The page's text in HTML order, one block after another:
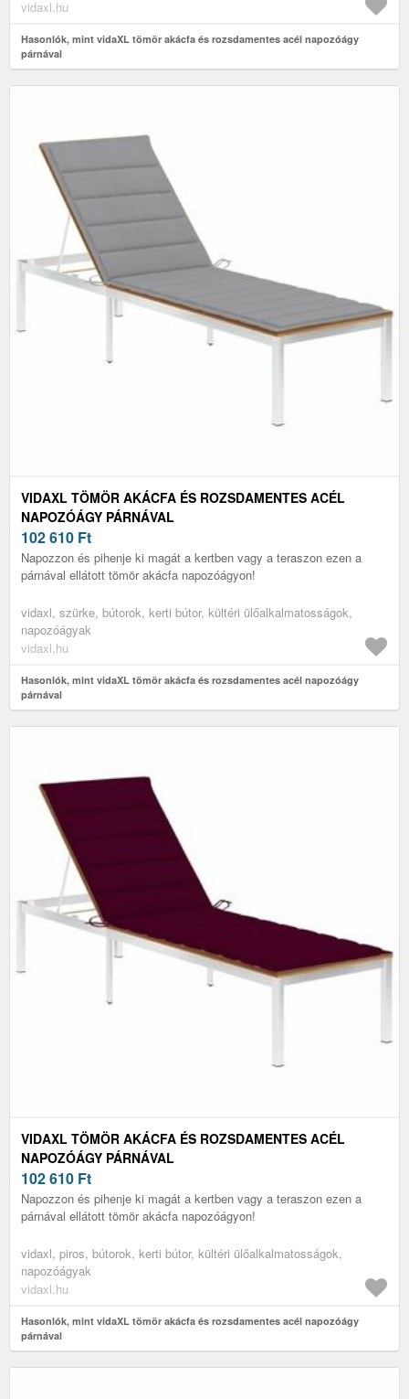
vidaxl.hu
Hasonlók, mint vidaXL tömör akácfa és rozsdamentes acél napozóágy
párnával
VIDAXL TÖMÖR AKÁCFA ÉS ROZSDAMENTES ACÉL
NAPOZÓÁGY PÁRNÁVAL
102 610 Ft
Napozzon és pihenje ki magát a kertben vagy a teraszon ezen a
párnával ellátott tömör akácfa napozóágyon!
vidaxl, szürke, bútorok, kerti bútor, kültéri ülőalkalmatosságok,
napozóágyak
vidaxl.hu
Hasonlók, mint vidaXL tömör akácfa és rozsdamentes acél napozóágy
párnával
VIDAXL TÖMÖR AKÁCFA ÉS ROZSDAMENTES ACÉL
NAPOZÓÁGY PÁRNÁVAL
102 610 Ft
Napozzon és pihenje ki magát a kertben vagy a teraszon ezen a
párnával ellátott tömör akácfa napozóágyon!
vidaxl, piros, bútorok, kerti bútor, kültéri ülőalkalmatosságok,
napozóágyak
vidaxl.hu
Hasonlók, mint vidaXL tömör akácfa és rozsdamentes acél napozóágy
párnával